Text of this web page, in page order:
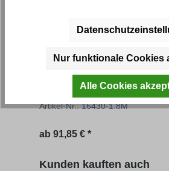
Aufsatzbordwand 2TS
Artikel-Nr.: 16430-1.8M
Regulärer Preis:
ab 91,85 € *
Produktgalerie überspringen
Kunden kauften auch
Nur funktionale Cookies
Alle Cookies